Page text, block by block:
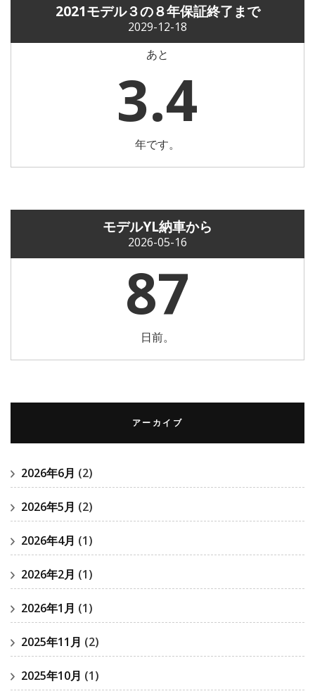
2021モデル３の８年保証終了まで
2029-12-18
あと
3.4
年です。
モデルYL納車から
2026-05-16
87
日前。
アーカイブ
2026年6月 (2)
2026年5月 (2)
2026年4月 (1)
2026年2月 (1)
2026年1月 (1)
2025年11月 (2)
2025年10月 (1)